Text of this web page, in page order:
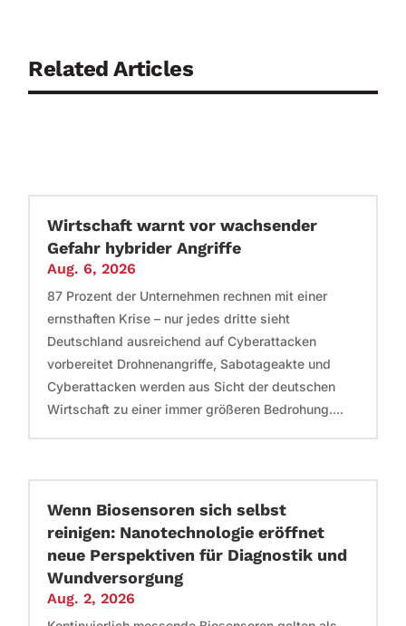
Related Articles
Wirtschaft warnt vor wachsender
Gefahr hybrider Angriffe
Aug. 6, 2026
87 Prozent der Unternehmen rechnen mit einer
ernsthaften Krise – nur jedes dritte sieht
Deutschland ausreichend auf Cyberattacken
vorbereitet Drohnenangriffe, Sabotageakte und
Cyberattacken werden aus Sicht der deutschen
Wirtschaft zu einer immer größeren Bedrohung....
Wenn Biosensoren sich selbst
reinigen: Nanotechnologie eröffnet
neue Perspektiven für Diagnostik und
Wundversorgung
Aug. 2, 2026